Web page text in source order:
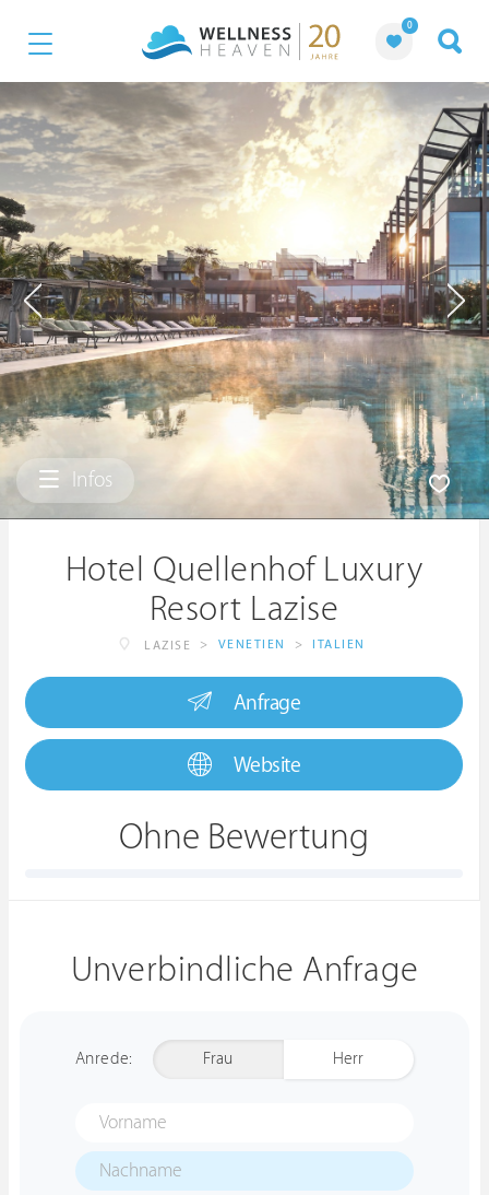
0
Infos
Hotel Quellenhof Luxury
Resort Lazise
LAZISE > VENETIEN > ITALIEN
Anfrage
Website
Ohne Bewertung
Unverbindliche Anfrage
Anrede: Frau Herr